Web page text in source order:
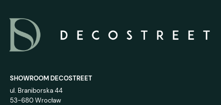
SHOWROOM DECOSTREET
ul. Braniborska 44
53-680 Wrocław